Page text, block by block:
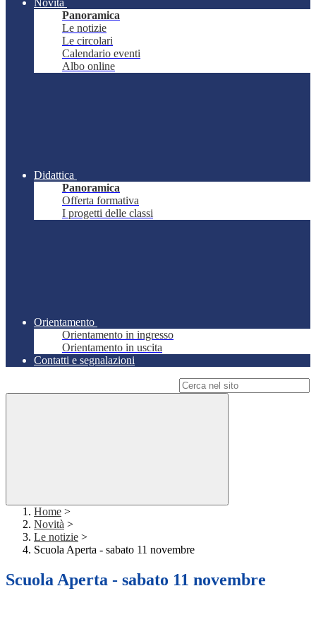
Novità
Panoramica
Le notizie
Le circolari
Calendario eventi
Albo online
Didattica
Panoramica
Offerta formativa
I progetti delle classi
Orientamento
Orientamento in ingresso
Orientamento in uscita
Contatti e segnalazioni
Home >
Novità >
Le notizie >
Scuola Aperta - sabato 11 novembre
Scuola Aperta - sabato 11 novembre